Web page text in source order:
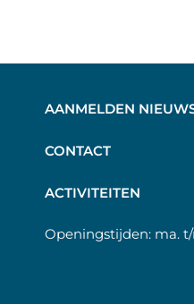
AANMELDEN
CONTACT
ACTIVITEITEN
Openingstijden: ma.